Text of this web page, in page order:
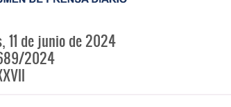
11 de junio de 2024
2024